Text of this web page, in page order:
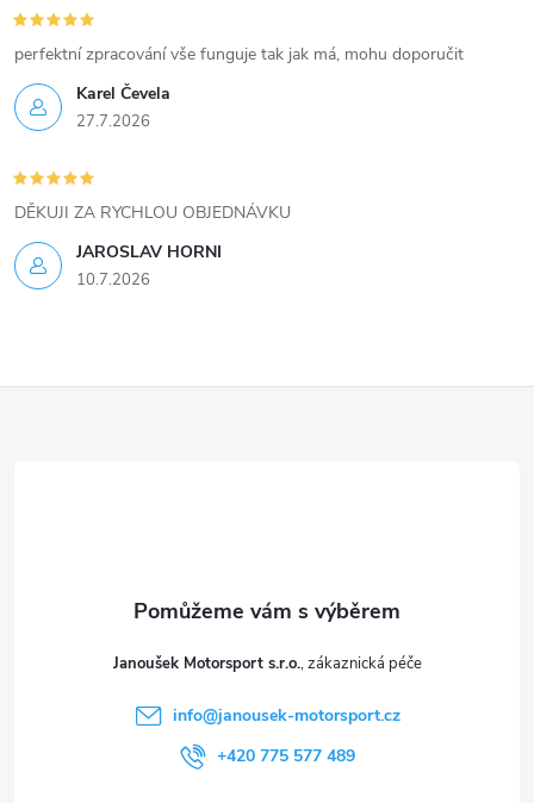
v
ý
p
i
s
u
Karel Čevela
27.7.2026
perfektní zpracování vše funguje tak jak má, mohu doporučit
JAROSLAV HORNI
10.7.2026
DĚKUJI ZA RYCHLOU OBJEDNÁVKU
Janoušek Motorsport s.r.o.
info@janousek-motorsport.cz
+420 775 577 489